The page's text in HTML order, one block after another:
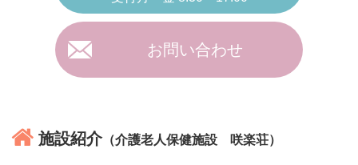
お問い合わせ
施設紹介（介護老人保健施設 咲楽荘）